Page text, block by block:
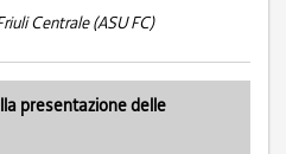
Centrale (ASU FC)
presentazione delle